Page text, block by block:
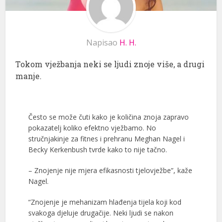
Napisao H. H.
Tokom vježbanja neki se ljudi znoje više, a drugi
manje.
Često se može čuti kako je količina znoja zapravo
pokazatelj koliko efektno vježbamo. No
stručnjakinje za fitnes i prehranu Meghan Nagel i
Becky Kerkenbush tvrde kako to nije tačno.
– Znojenje nije mjera efikasnosti tjelovježbe”, kaže
Nagel.
“Znojenje je mehanizam hlađenja tijela koji kod
svakoga djeluje drugačije. Neki ljudi se nakon